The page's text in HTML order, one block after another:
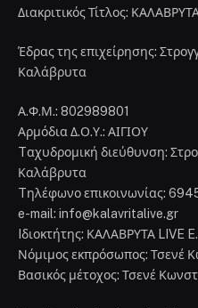
Διακριτικός Τίτλος:
Έδρας της επιχείρησης:
Καλάβρυτα
Α.Φ.Μ.: 802989801
Αρμόδια Δ.Ο.Υ.: ΑΙΓΙΟΥ
Tαχυδρομική διεύθυνση:
Καλάβρυτα
Tηλέφωνο επικοινωνίας:
e-mail: info@kalavritalive.gr
Iδιοκτήτης: ΚΑΛΑΒΡΥΤΑ LIVE
Νόμιμος εκπρόσωπος: Τσενέ
Βασικός μέτοχος: Τσενέ